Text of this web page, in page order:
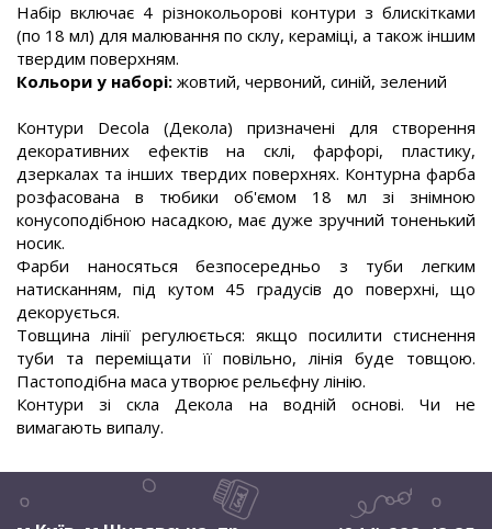
Набір включає 4 різнокольорові контури з блискітками
(по 18 мл) для малювання по склу, кераміці, а також іншим
твердим поверхням.
Кольори у наборі: жовтий, червоний, синій, зелений
Контури Decola (Декола) призначені для створення
декоративних ефектів на склі, фарфорі, пластику,
дзеркалах та інших твердих поверхнях. Контурна фарба
розфасована в тюбики об'ємом 18 мл зі знімною
конусоподібною насадкою, має дуже зручний тоненький
носик.
Фарби наносяться безпосередньо з туби легким
натисканням, під кутом 45 градусів до поверхні, що
декорується.
Товщина лінії регулюється: якщо посилити стиснення
туби та переміщати її повільно, лінія буде товщою.
Пастоподібна маса утворює рельєфну лінію.
Контури зі скла Декола на водній основі. Чи не
вимагають випалу.